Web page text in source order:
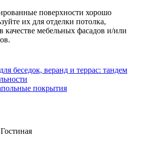
поверхности хорошо
их для отделки потолка,
качестве мебельных фасадов и/или
беседок, веранд и террас: тандем
покрытия